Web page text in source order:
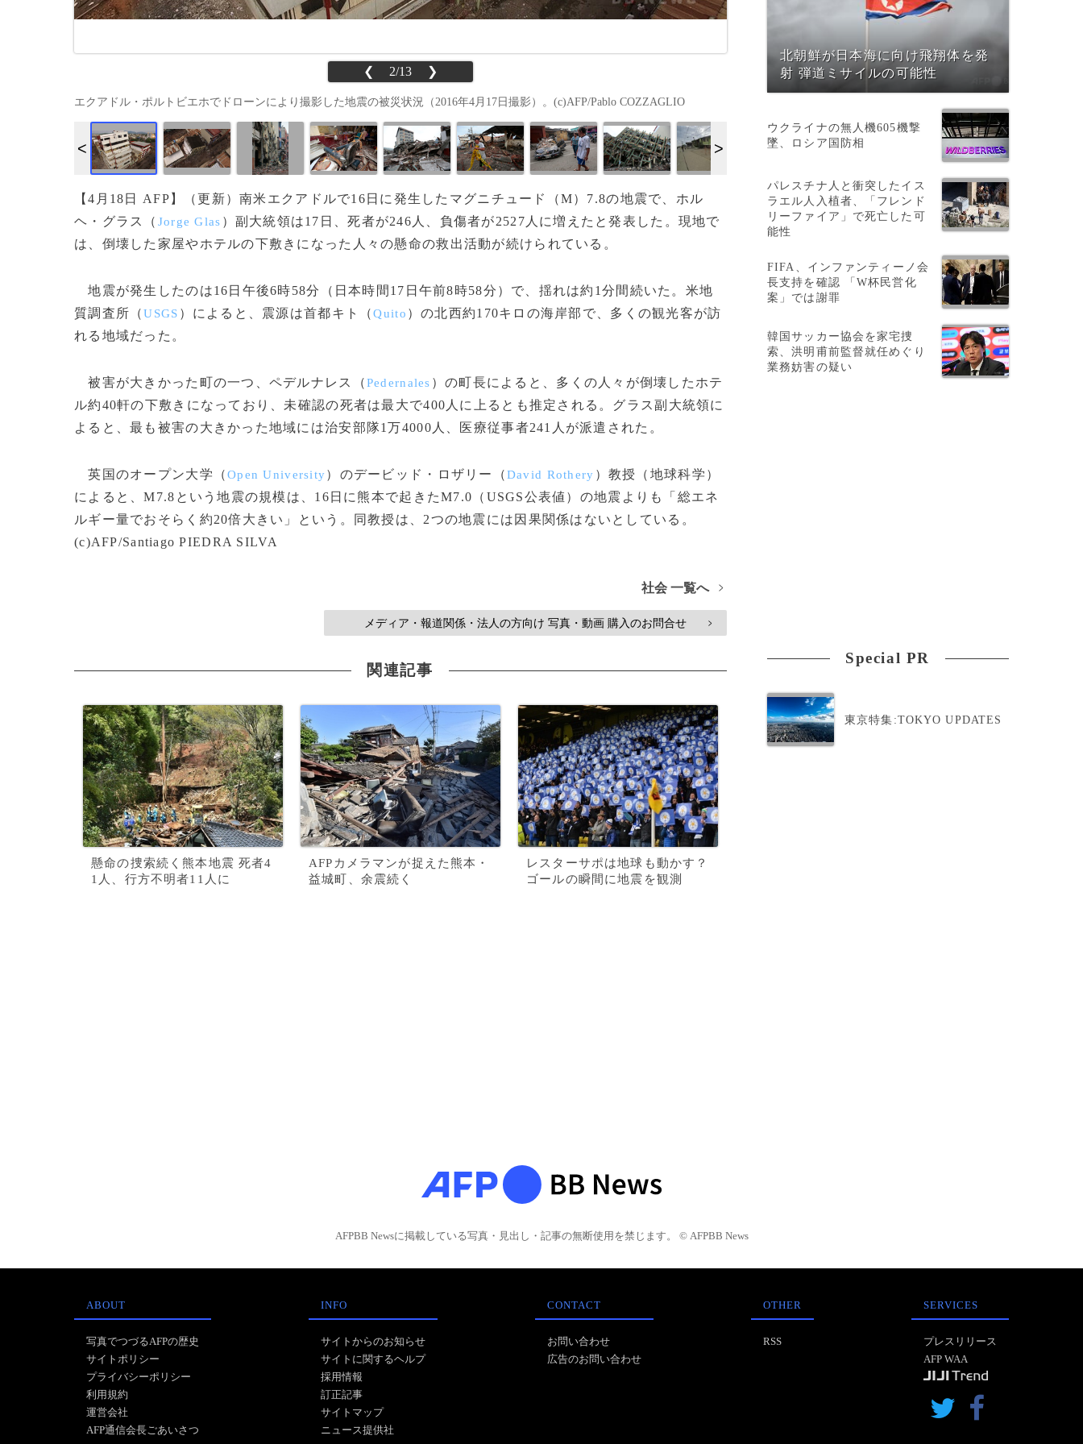
❮ 2/13 ❯
エクアドル・ポルトビエホでドローンにより撮影した地震の被災状況（2016年4月17日撮影）。(c)AFP/Pablo COZZAGLIO
【4月18日 AFP】（更新）南米エクアドルで16日に発生したマグニチュード（M）7.8の地震で、ホル
ヘ・グラス（ Jorge Glas ）副大統領は17日、死者が246人、負傷者が2527人に増えたと発表した。現地で
は、倒壊した家屋やホテルの下敷きになった人々の懸命の救出活動が続けられている。
地震が発生したのは16日午後6時58分（日本時間17日午前8時58分）で、揺れは約1分間続いた。米地
質調査所（USGS ）によると、震源は首都キト（Quito ）の北西約170キロの海岸部で、多くの観光客が訪
れる地域だった。
被害が大きかった町の一つ、ペデルナレス（Pedernales ）の町長によると、多くの人々が倒壊したホテ
ル約40軒の下敷きになっており、未確認の死者は最大で400人に上るとも推定される。グラス副大統領に
よると、最も被害の大きかった地域には治安部隊1万4000人、医療従事者241人が派遣された。
英国のオープン大学（Open University）のデービッド・ロザリー（David Rothery ）教授（地球科学）
によると、M7.8という地震の規模は、16日に熊本で起きたM7.0（USGS公表値）の地震よりも「総エネ
ルギー量でおそらく約20倍大きい」という。同教授は、2つの地震には因果関係はないとしている。
(c)AFP/Santiago PIEDRA SILVA
社会 一覧へ >
メディア・報道関係・法人の方向け 写真・動画 購入のお問合せ >
関連記事
懸命の捜索続く熊本地震 死者4
1人、行方不明者11人に
AFPカメラマンが捉えた熊本・
益城町、余震続く
レスターサポは地球も動かす？
ゴールの瞬間に地震を観測
北朝鮮が日本海に向け飛翔体を発
射 弾道ミサイルの可能性
ウクライナの無人機605機撃
墜、ロシア国防相
パレスチナ人と衝突したイス
ラエル人入植者、「フレンド
リーファイア」で死亡した可
能性
FIFA、インファンティーノ会
長支持を確認 「W杯民営化
案」では謝罪
韓国サッカー協会を家宅捜
索、洪明甫前監督就任めぐり
業務妨害の疑い
Special PR
東京特集:TOKYO UPDATES
AFPBB Newsに掲載している写真・見出し・記事の無断使用を禁じます。 © AFPBB News
ABOUT
写真でつづるAFPの歴史
サイトポリシー
プライバシーポリシー
利用規約
運営会社
AFP通信会長ごあいさつ
INFO
サイトからのお知らせ
サイトに関するヘルプ
採用情報
訂正記事
サイトマップ
ニュース提供社
CONTACT
お問い合わせ
広告のお問い合わせ
OTHER
RSS
SERVICES
プレスリリース
AFP WAA